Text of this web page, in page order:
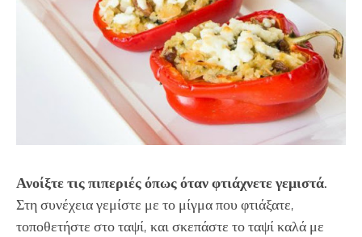
Ανοίξτε τις πιπεριές όπως όταν φτιάχνετε γεμιστά.
Στη συνέχεια γεμίστε με το μίγμα που φτιάξατε,
τοποθετήστε στο ταψί, και σκεπάστε το ταψί καλά με